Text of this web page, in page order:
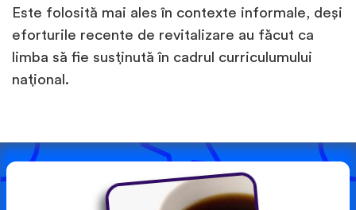
Este folosită mai ales în contexte informale, deși
eforturile recente de revitalizare au făcut ca
limba să fie susținută în cadrul curriculumului
național.